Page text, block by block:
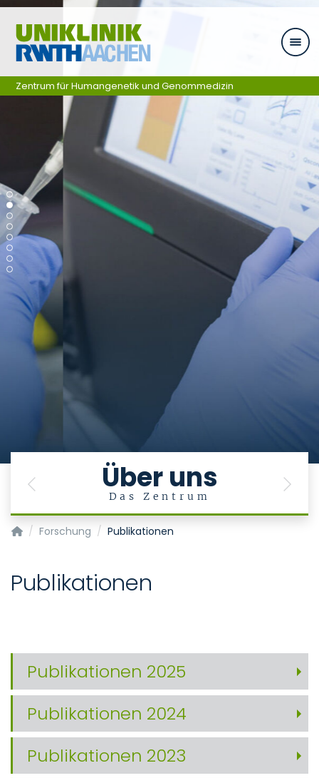
Zum Inhalt springen
Über uns
Das Zentrum
Previous Next
Zentrum für Humangenetik und Genommedizin
Zentrum für Humangenetik und Genommedizin
Forschung Publikationen
Publikationen
Publikationen 2025
Publikationen 2024
Publikationen 2023